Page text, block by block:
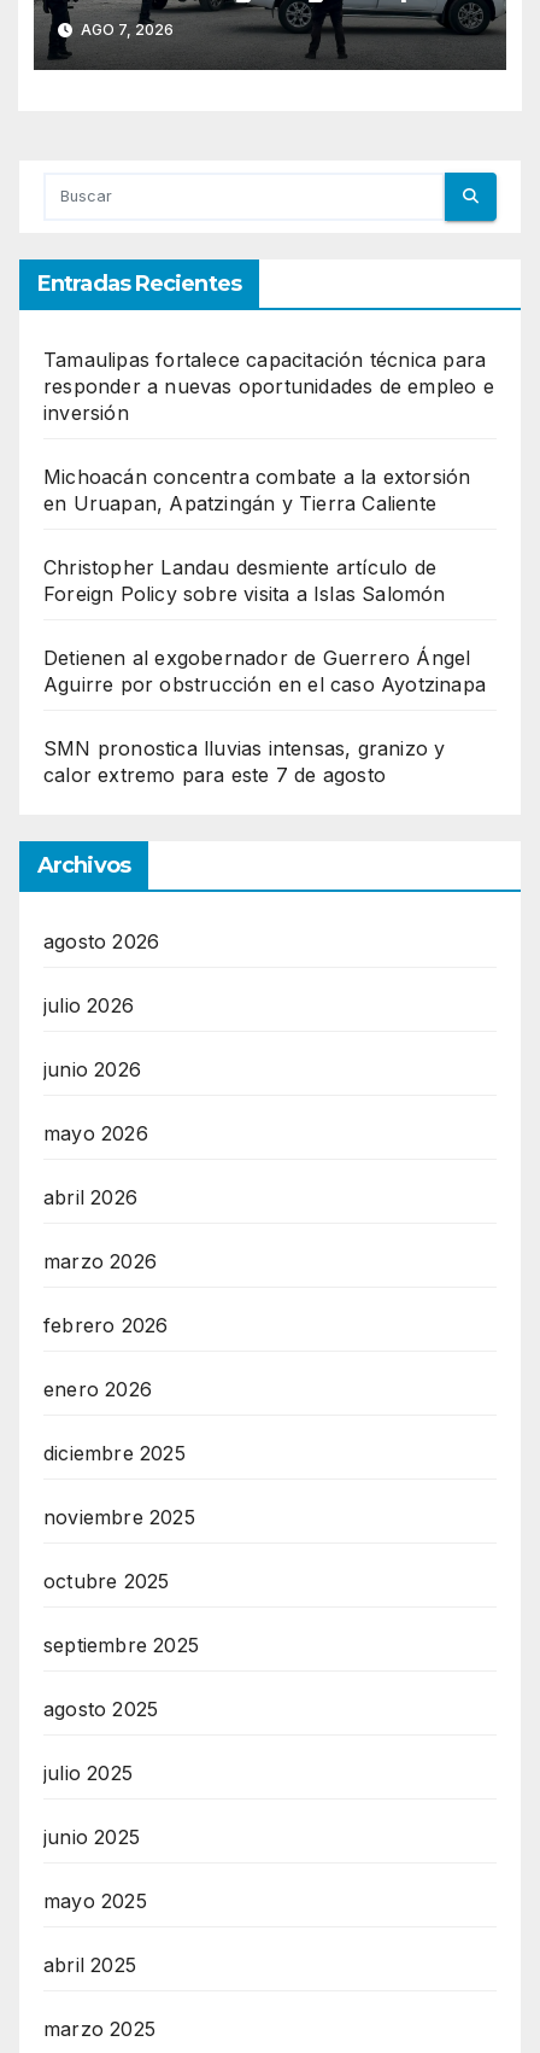
obstrucción en el caso
Ayotzinapa
AGO 7, 2026
Entradas Recientes
Tamaulipas fortalece capacitación técnica para
responder a nuevas oportunidades de empleo e
inversión
Michoacán concentra combate a la extorsión
en Uruapan, Apatzingán y Tierra Caliente
Christopher Landau desmiente artículo de
Foreign Policy sobre visita a Islas Salomón
Detienen al exgobernador de Guerrero Ángel
Aguirre por obstrucción en el caso Ayotzinapa
SMN pronostica lluvias intensas, granizo y
calor extremo para este 7 de agosto
Archivos
agosto 2026
julio 2026
junio 2026
mayo 2026
abril 2026
marzo 2026
febrero 2026
enero 2026
diciembre 2025
noviembre 2025
octubre 2025
septiembre 2025
agosto 2025
julio 2025
junio 2025
mayo 2025
abril 2025
marzo 2025